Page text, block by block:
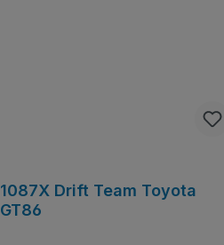
1087X Drift Team Toyota
GT86